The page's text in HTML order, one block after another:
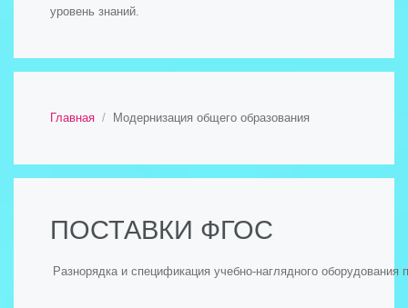
уровень знаний.
Главная Модернизация общего образования
ПОСТАВКИ ФГОС
Разнорядка и спецификация учебно-наглядного оборудования